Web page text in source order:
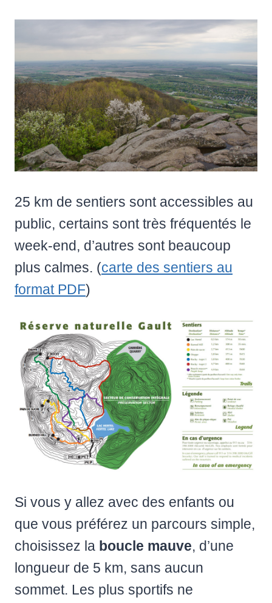
25 km de sentiers sont accessibles au
public, certains sont très fréquentés le
week-end, d’autres sont beaucoup
plus calmes. (carte des sentiers au
format PDF)
Si vous y allez avec des enfants ou
que vous préférez un parcours simple,
choisissez la boucle mauve, d’une
longueur de 5 km, sans aucun
sommet. Les plus sportifs ne